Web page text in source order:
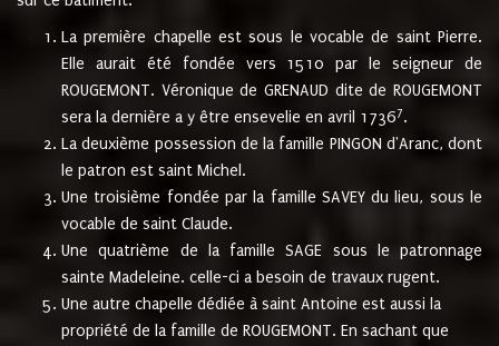
La première chapelle est sous le vocable de saint Pierre.
Elle aurait été fondée vers 1510 par le seigneur de
ROUGEMONT. Véronique de GRENAUD dite de ROUGEMONT
sera la dernière a y être ensevelie en avril 17367.
La deuxième possession de la famille PINGON d'Aranc, dont
le patron est saint Michel.
Une troisième fondée par la famille SAVEY du lieu, sous le
vocable de saint Claude.
Une quatrième de la famille SAGE sous le patronnage
sainte Madeleine. celle-ci a besoin de travaux rugent.
Une autre chapelle dédiée à saint Antoine est aussi la
propriété de la famille de ROUGEMONT. En sachant que